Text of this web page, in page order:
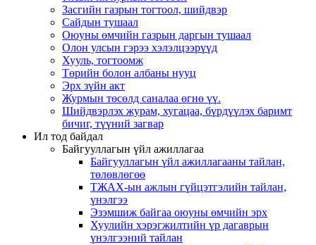
Засгийн газрын тогтоол, шийдвэр
Сайдын тушаал
Оюуны өмчийн газрын даргын тушаал
Олон улсын гэрээ хэлэлцээрүүд
Хууль, тогтоомж
Төрийн болон албаны нууц
Эрх зүйн акт
Журмын төсөлд саналаа өгнө үү.
Шийдвэрлэх журам, хугацаа, бүрдүүлэх баримт
бичиг, түүний загвар
Ил тод байдал
Байгууллагын үйл ажиллагаа
Байгууллагын үйл ажиллагааны тайлан,
төлөвлөгөө
ТЖАХ-ын ажлын гүйцэтгэлийн тайлан,
үнэлгээ
Эзэмшиж байгаа оюуны өмчийн эрх
Хуулийн хэрэгжилтийн үр дагаврын
үнэлгээний тайлан